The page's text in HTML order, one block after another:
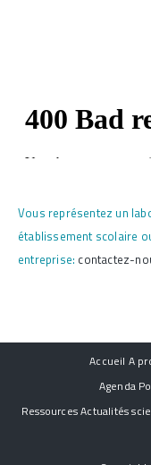
Vous représentez un
établissement scolaire
entreprise: contactez-
Accueil A
Agenda
RessourcesActualités